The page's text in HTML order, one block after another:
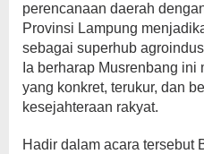
perencanaan daerah
Provinsi Lampung
sebagai superhub
Ia berharap Musrenbang
yang konkret, terukur, dan
kesejahteraan rakyat.
​Hadir dalam acara tersebut